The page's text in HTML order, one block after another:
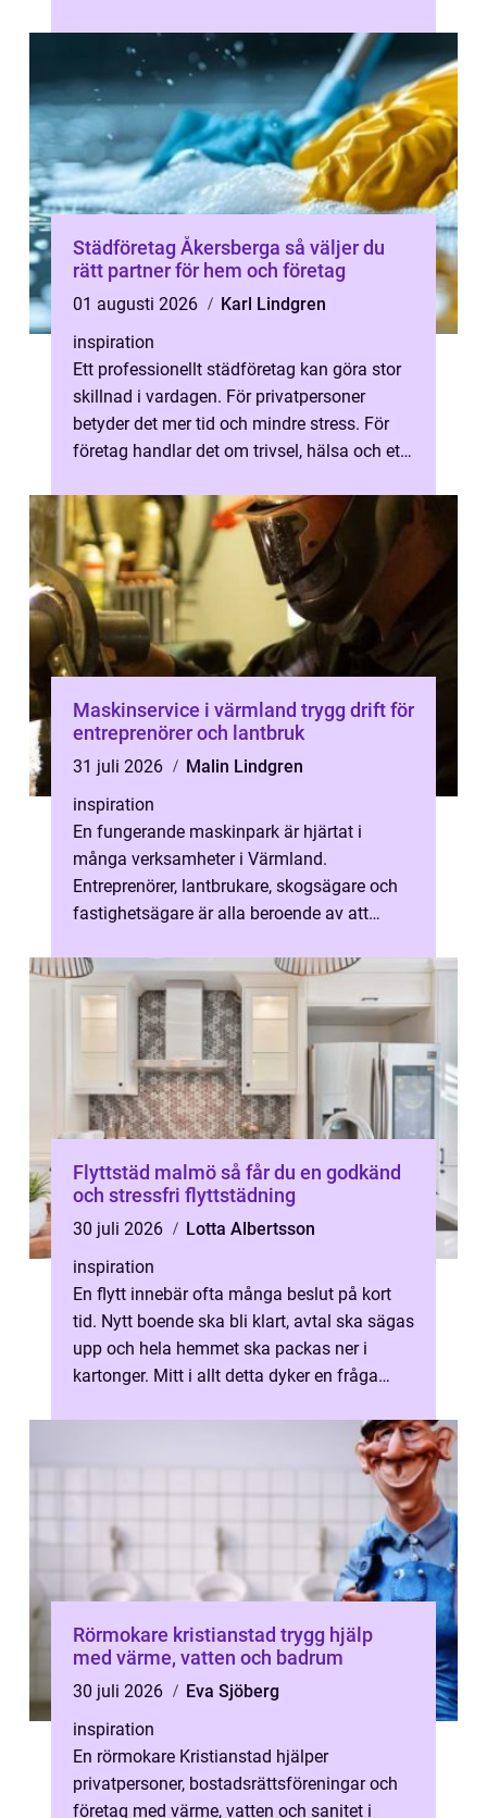
Städföretag Åkersberga så väljer du
rätt partner för hem och företag
01 augusti 2026
Karl Lindgren
inspiration
Ett professionellt städföretag kan göra stor
skillnad i vardagen. För privatpersoner
betyder det mer tid och mindre stress. För
företag handlar det om trivsel, hälsa och ett
Maskinservice i värmland trygg drift för
entreprenörer och lantbruk
31 juli 2026
Malin Lindgren
inspiration
En fungerande maskinpark är hjärtat i
många verksamheter i Värmland.
Entreprenörer, lantbrukare, skogsägare och
fastighetsägare är alla beroende av att
väder. ...
Flyttstäd malmö så får du en godkänd
och stressfri flyttstädning
30 juli 2026
Lotta Albertsson
inspiration
En flytt innebär ofta många beslut på kort
tid. Nytt boende ska bli klart, avtal ska sägas
upp och hela hemmet ska packas ner i
kartonger. Mitt i allt detta dyker en fråga
Rörmokare kristianstad trygg hjälp
med värme, vatten och badrum
30 juli 2026
Eva Sjöberg
inspiration
En rörmokare Kristianstad hjälper
privatpersoner, bostadsrättsföreningar och
företag med värme, vatten och sanitet i